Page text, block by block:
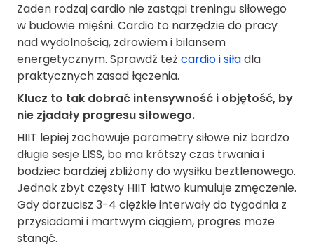
Żaden rodzaj cardio nie zastąpi treningu siłowego
w budowie mięśni. Cardio to narzędzie do pracy
nad wydolnością, zdrowiem i bilansem
energetycznym. Sprawdź też cardio i siładla
praktycznych zasad łączenia.
Klucz to tak dobrać intensywność i objętość, by
nie zjadały progresu siłowego.
HIIT lepiej zachowuje parametry siłowe niż bardzo
długie sesje LISS, bo ma krótszy czas trwania i
bodziec bardziej zbliżony do wysiłku beztlenowego.
Jednak zbyt częsty HIIT łatwo kumuluje zmęczenie.
Gdy dorzucisz 3-4 ciężkie interwały do tygodnia z
przysiadami i martwym ciągiem, progres może
stanąć.